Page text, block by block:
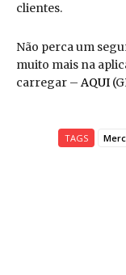
clientes.
Não perca um
muito mais na
carregar – AQUI
TAGS